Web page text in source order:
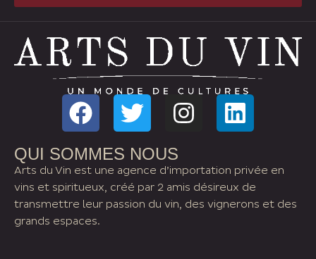
QUI SOMMES NOUS
Arts du Vin est une agence d’importation privée en
vins et spiritueux, créé par 2 amis désireux de
transmettre leur passion du vin, des vignerons et des
grands espaces.